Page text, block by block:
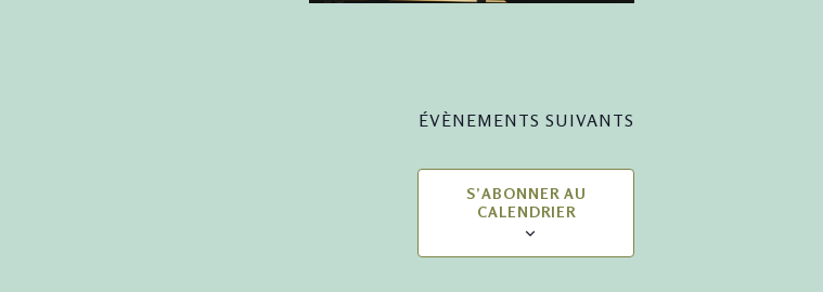
ÉVÈNEMENTS SUIVANTS
S’ABONNER AU
CALENDRIER